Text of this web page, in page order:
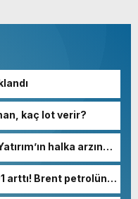
kaç lot verir?
halka arzına
arttı! Brent petrolün